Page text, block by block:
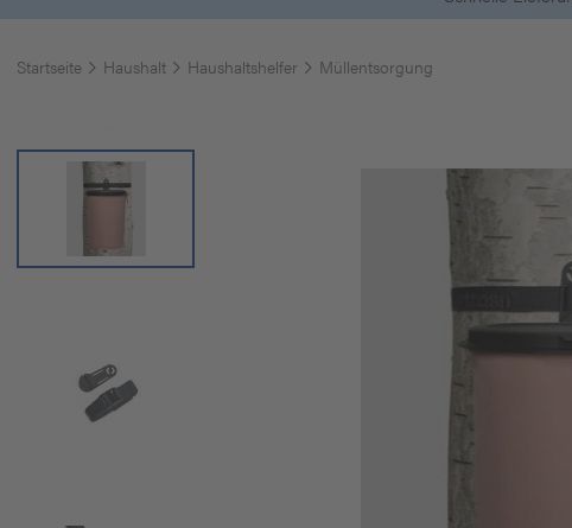
Startseite Haushalt Haushaltshelfer Müllentsorgung